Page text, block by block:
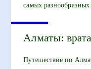
самых
Алматы:
Путешествие по